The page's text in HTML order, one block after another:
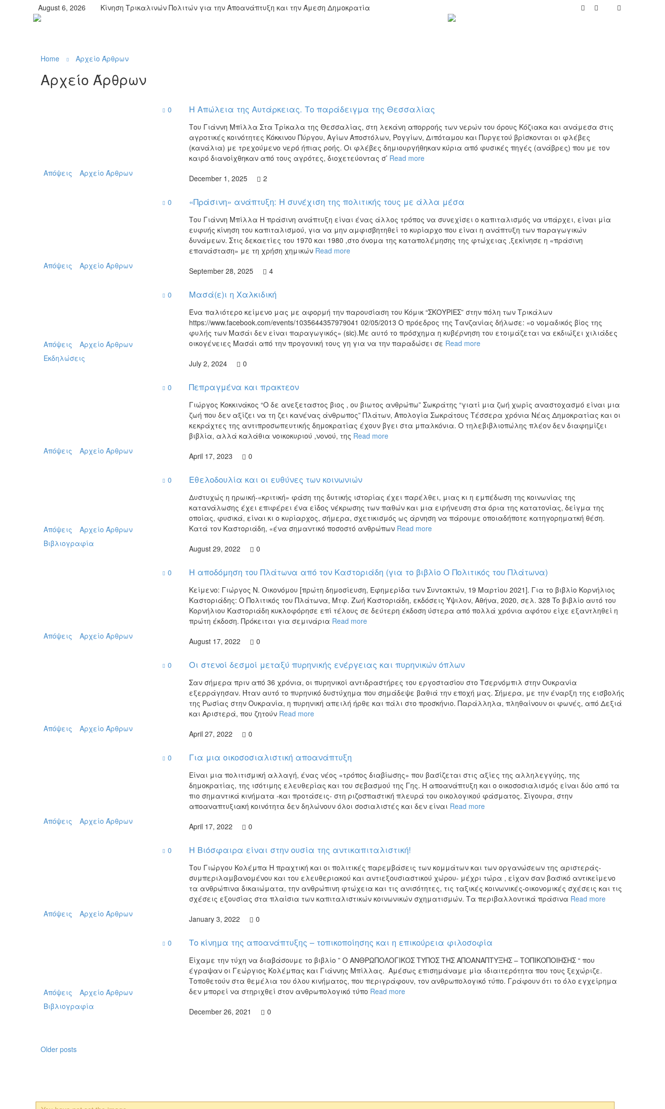
August 6, 2026 Κίνηση Τρικαλινών Πολιτών για την Αποανάπτυξη και την Άμεση Δημοκρατία
Home Αρχείο Άρθρων
Αρχείο Άρθρων
0
Απόψεις Αρχείο Άρθρων
Η Απώλεια της Αυτάρκειας. Tο παράδειγμα της Θεσσαλίας
Του Γιάννη Μπίλλα Στα Τρίκαλα της Θεσσαλίας, στη λεκάνη απορροής των νερών του όρους Κόζιακα και ανάμεσα στις
αγροτικές κοινότητες Κόκκινου Πύργου, Αγίων Αποστόλων, Ρογγίων, Διπόταμου και Πυργετού βρίσκονται οι φλέβες
(κανάλια) με τρεχούμενο νερό ήπιας ροής. Οι φλέβες δημιουργήθηκαν κύρια από φυσικές πηγές (ανάβρες) που με τον
καιρό διανοίχθηκαν από τους αγρότες, διοχετεύοντας σ’ Read more
December 1, 2025 2
0
Απόψεις Αρχείο Άρθρων
«Πράσινη» ανάπτυξη: Η συνέχιση της πολιτικής τους με άλλα μέσα
Του Γιάννη Μπίλλα Η πράσινη ανάπτυξη είναι ένας άλλος τρόπος να συνεχίσει ο καπιταλισμός να υπάρχει, είναι μία
ευφυής κίνηση του καπιταλισμού, για να μην αμφισβητηθεί το κυρίαρχο που είναι η ανάπτυξη των παραγωγικών
δυνάμεων. Στις δεκαετίες του 1970 και 1980 ,στο όνομα της καταπολέμησης της φτώχειας ,ξεκίνησε η «πράσινη
επανάσταση» με τη χρήση χημικών Read more
September 28, 2025 4
0
Απόψεις
Αρχείο Άρθρων
Εκδηλώσεις
Μασά(ε)ι η Χαλκιδική
Ένα παλιότερο κείμενο μας με αφορμή την παρουσίαση του Κόμικ “ΣΚΟΥΡΙΕΣ” στην πόλη των Τρικάλων
https://www.facebook.com/events/1035644357979041 02/05/2013 Ο πρόεδρος της Τανζανίας δήλωσε: «ο νομαδικός βίος της
φυλής των Μασάι δεν είναι παραγωγικός» (sic).Με αυτό το πρόσχημα η κυβέρνηση του ετοιμάζεται να εκδιώξει χιλιάδες
οικογένειες Μασάι από την προγονική τους γη για να την παραδώσει σε Read more
July 2, 2024 0
0
Απόψεις Αρχείο Άρθρων
Πεπραγμένα και πρακτεον
Γιώργος Κοκκινάκος “Ο δε ανεξεταστος βιος , ου βιωτος ανθρώπω” Σωκράτης “γιατί μια ζωή χωρίς αναστοχασμό είναι μια
ζωή που δεν αξίζει να τη ζει κανένας άνθρωπος” Πλάτων, Απολογία Σωκράτους Τέσσερα χρόνια Νέας Δημοκρατίας και οι
κεκράχτες της αντιπροσωπευτικής δημοκρατίας έχουν βγει στα μπαλκόνια. Ο τηλεβιβλιοπώλης πλέον δεν διαφημίζει
βιβλία, αλλά καλάθια νοικοκυριού ,νονού, της Read more
April 17, 2023 0
0
Απόψεις
Αρχείο Άρθρων
Βιβλιογραφία
Εθελοδουλία και οι ευθύνες των κοινωνιών
Δυστυχώς η ηρωική-«κριτική» φάση της δυτικής ιστορίας έχει παρέλθει, μιας κι η εμπέδωση της κοινωνίας της
κατανάλωσης έχει επιφέρει ένα είδος νέκρωσης των παθών και μια ειρήνευση στα όρια της κατατονίας, δείγμα της
οποίας, φυσικά, είναι κι ο κυρίαρχος, σήμερα, σχετικισμός ως άρνηση να πάρουμε οποιαδήποτε κατηγορηματκή θέση.
Κατά τον Καστοριάδη, «ένα σημαντικό ποσοστό ανθρώπων Read more
August 29, 2022 0
0
Απόψεις Αρχείο Άρθρων
Η αποδόμηση του Πλάτωνα από τον Καστοριάδη (για το βιβλίο Ο Πολιτικός του Πλάτωνα)
Κείμενο: Γιώργος Ν. Οικονόμου [πρώτη δημοσίευση, Εφημερίδα των Συντακτών, 19 Μαρτίου 2021]. Για το βιβλίο Κορνήλιος
Καστοριάδης: Ο Πολιτικός του Πλάτωνα, Μτφ. Ζωή Καστοριάδη, εκδόσεις Ύψιλον, Αθήνα, 2020, σελ. 328 To βιβλίο αυτό του
Κορνήλιου Καστοριάδη κυκλοφόρησε επί τέλους σε δεύτερη έκδοση ύστερα από πολλά χρόνια αφότου είχε εξαντληθεί η
πρώτη έκδοση. Πρόκειται για σεμινάρια Read more
August 17, 2022 0
0
Απόψεις Αρχείο Άρθρων
Οι στενοί δεσμοί μεταξύ πυρηνικής ενέργειας και πυρηνικών όπλων
Σαν σήμερα πριν από 36 χρόνια, οι πυρηνικοί αντιδραστήρες του εργοστασίου στο Τσερνόμπιλ στην Ουκρανία
εξερράγησαν. Ήταν αυτό το πυρηνικό δυστύχημα που σημάδεψε βαθιά την εποχή μας. Σήμερα, με την έναρξη της εισβολής
της Ρωσίας στην Ουκρανία, η πυρηνική απειλή ήρθε και πάλι στο προσκήνιο. Παράλληλα, πληθαίνουν οι φωνές, από Δεξιά
και Αριστερά, που ζητούν Read more
April 27, 2022 0
0
Απόψεις Αρχείο Άρθρων
Για μια οικοσοσιαλιστική αποανάπτυξη
Είναι μια πολιτισμική αλλαγή, ένας νέος «τρόπος διαβίωσης» που βασίζεται στις αξίες της αλληλεγγύης, της
δημοκρατίας, της ισότιμης ελευθερίας και του σεβασμού της Γης. Η αποανάπτυξη και ο οικοσοσιαλισμός είναι δύο από τα
πιο σημαντικά κινήματα -και προτάσεις- στη ριζοσπαστική πλευρά του οικολογικού φάσματος. Σίγουρα, στην
αποαναπτυξιακή κοινότητα δεν δηλώνουν όλοι σοσιαλιστές και δεν είναι Read more
April 17, 2022 0
0
Απόψεις Αρχείο Άρθρων
Η Βιόσφαιρα είναι στην ουσία της αντικαπιταλιστική!
Του Γιώργου Κολέμπα Η πραχτική και οι πολιτικές παρεμβάσεις των κομμάτων και των οργανώσεων της αριστεράς-
συμπεριλαμβανομένου και του ελευθεριακού και αντιεξουσιαστικού χώρου- μέχρι τώρα , είχαν σαν βασικό αντικείμενο
τα ανθρώπινα δικαιώματα, την ανθρώπινη φτώχεια και τις ανισότητες, τις ταξικές κοινωνικές-οικονομικές σχέσεις και τις
σχέσεις εξουσίας στα πλαίσια των καπιταλιστικών κοινωνικών σχηματισμών. Τα περιβαλλοντικά πράσινα Read more
January 3, 2022 0
0
Απόψεις
Αρχείο Άρθρων
Βιβλιογραφία
Το κίνημα της αποανάπτυξης – τοπικοποίησης και η επικούρεια φιλοσοφία
Είχαμε την τύχη να διαβάσουμε το βιβλίο ” Ο ΑΝΘΡΩΠΟΛΟΓΙΚΟΣ ΤΥΠΟΣ ΤΗΣ ΑΠΟΑΝΑΠΤΥΞΗΣ – ΤΟΠΙΚΟΠΟΙΗΣΗΣ “ που
έγραψαν οι Γεώργιος Κολέμπας και Γιάννης Μπίλλας. ​ Αμέσως επισημάναμε μία ιδιαιτερότητα που τους ξεχώριζε.
Τοποθετούν στα θεμέλια του όλου κινήματος, που περιγράφουν, τον ανθρωπολογικό τύπο. Γράφουν ότι το όλο εγχείρημα
δεν μπορεί να στηριχθεί στον ανθρωπολογικό τύπο Read more
December 26, 2021 0
Older posts